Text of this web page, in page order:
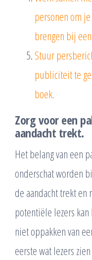
personen om
brengen bij
Stuur
publiciteit te
boek.
Zorg voor een
aandacht trekt.
Het belang van een
onderschat worden
de aandacht trekt
potentiële lezers
niet oppakken van
eerste wat lezers